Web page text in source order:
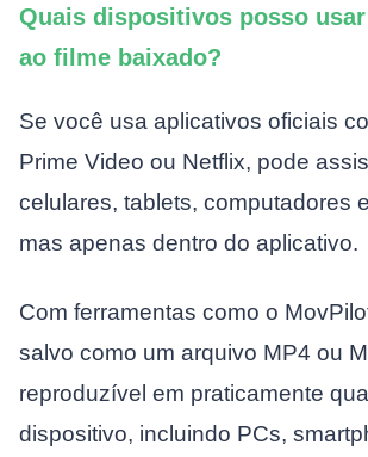
Quais dispositivos posso
ao filme baixado?
Se você usa aplicativos oficiais
Prime Video ou Netflix, pode
celulares, tablets, computadores
mas apenas dentro do aplicativo.
Com ferramentas como o
salvo como um arquivo MP4 ou
reproduzível em praticamente
dispositivo, incluindo PCs,